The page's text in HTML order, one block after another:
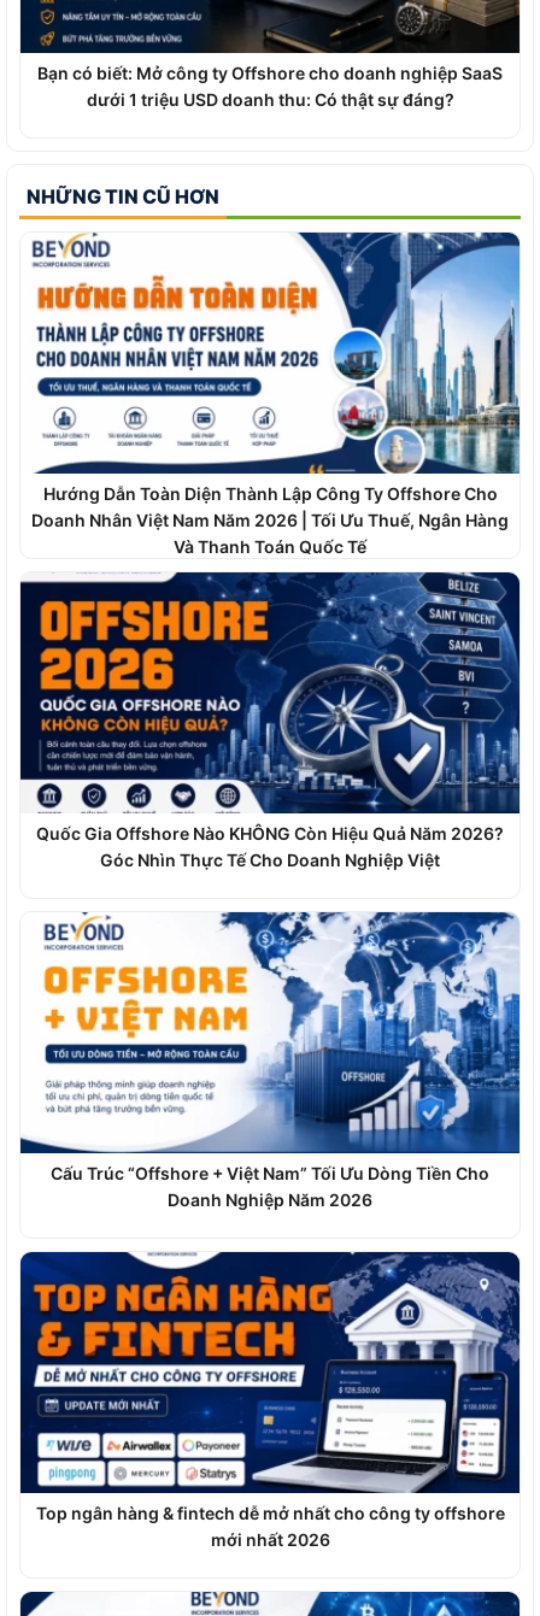
Bạn có biết: Mở công ty Offshore cho doanh nghiệp SaaS
dưới 1 triệu USD doanh thu: Có thật sự đáng?
NHỮNG TIN CŨ HƠN
Hướng Dẫn Toàn Diện Thành Lập Công Ty Offshore Cho
Doanh Nhân Việt Nam Năm 2026 | Tối Ưu Thuế, Ngân Hàng
Và Thanh Toán Quốc Tế
Quốc Gia Offshore Nào KHÔNG Còn Hiệu Quả Năm 2026?
Góc Nhìn Thực Tế Cho Doanh Nghiệp Việt
Cấu Trúc “Offshore + Việt Nam” Tối Ưu Dòng Tiền Cho
Doanh Nghiệp Năm 2026
Top ngân hàng & fintech dễ mở nhất cho công ty offshore
mới nhất 2026